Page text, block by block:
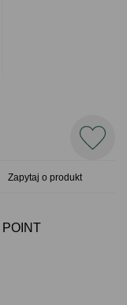
Zapytaj o produkt